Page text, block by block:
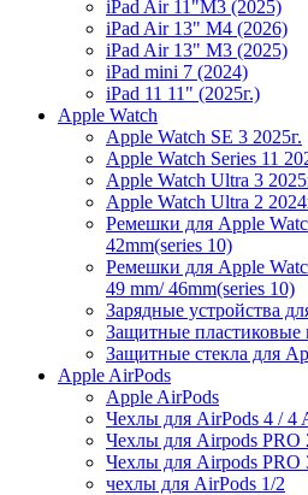
iPad Air 11"M3 (2025)
iPad Air 13" M4 (2026)
iPad Air 13" M3 (2025)
iPad mini 7 (2024)
iPad 11 11" (2025г.)
Apple Watch
Apple Watch SE 3 2025г.
Apple Watch Series 11
Apple Watch Ultra 3
Apple Watch Ultra 2
Ремешки для Apple
42mm(series 10)
Ремешки для Apple
49 mm/ 46mm(series 10)
Зарядные устройства
Защитные пластиковые
Защитные стекла для
Apple AirPods
Apple AirPods
Чехлы для AirPods 4 / 4
Чехлы для Airpods PRO
Чехлы для Airpods PRO
чехлы для AirPods 1/2